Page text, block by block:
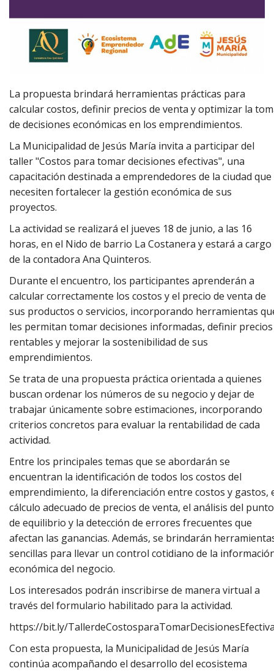
La propuesta brindará herramientas prácticas para
calcular costos, definir precios de venta y optimizar la
de decisiones económicas en los emprendimientos.
La Municipalidad de Jesús María invita a participar del
taller "Costos para tomar decisiones efectivas", una
capacitación destinada a emprendedores de la ciudad que
necesiten fortalecer la gestión económica de sus
proyectos.
La actividad se realizará el jueves 18 de junio, a las 16
horas, en el Nido de barrio La Costanera y estará a cargo
de la contadora Ana Quinteros.
Durante el encuentro, los participantes aprenderán a
calcular correctamente los costos y el precio de venta de
sus productos o servicios, incorporando herramientas
les permitan tomar decisiones informadas, definir precios
rentables y mejorar la sostenibilidad de sus
emprendimientos.
Se trata de una propuesta práctica orientada a quienes
buscan ordenar los números de su negocio y dejar de
trabajar únicamente sobre estimaciones, incorporando
criterios concretos para evaluar la rentabilidad de cada
actividad.
Entre los principales temas que se abordarán se
encuentran la identificación de todos los costos del
emprendimiento, la diferenciación entre costos y gastos,
cálculo adecuado de precios de venta, el análisis del punto
de equilibrio y la detección de errores frecuentes que
afectan las ganancias. Además, se brindarán
sencillas para llevar un control cotidiano de la
económica del negocio.
Los interesados podrán inscribirse de manera virtual a
través del formulario habilitado para la actividad.
https://bit.ly/
Con esta propuesta, la Municipalidad de Jesús María
continúa acompañando el desarrollo del ecosistema